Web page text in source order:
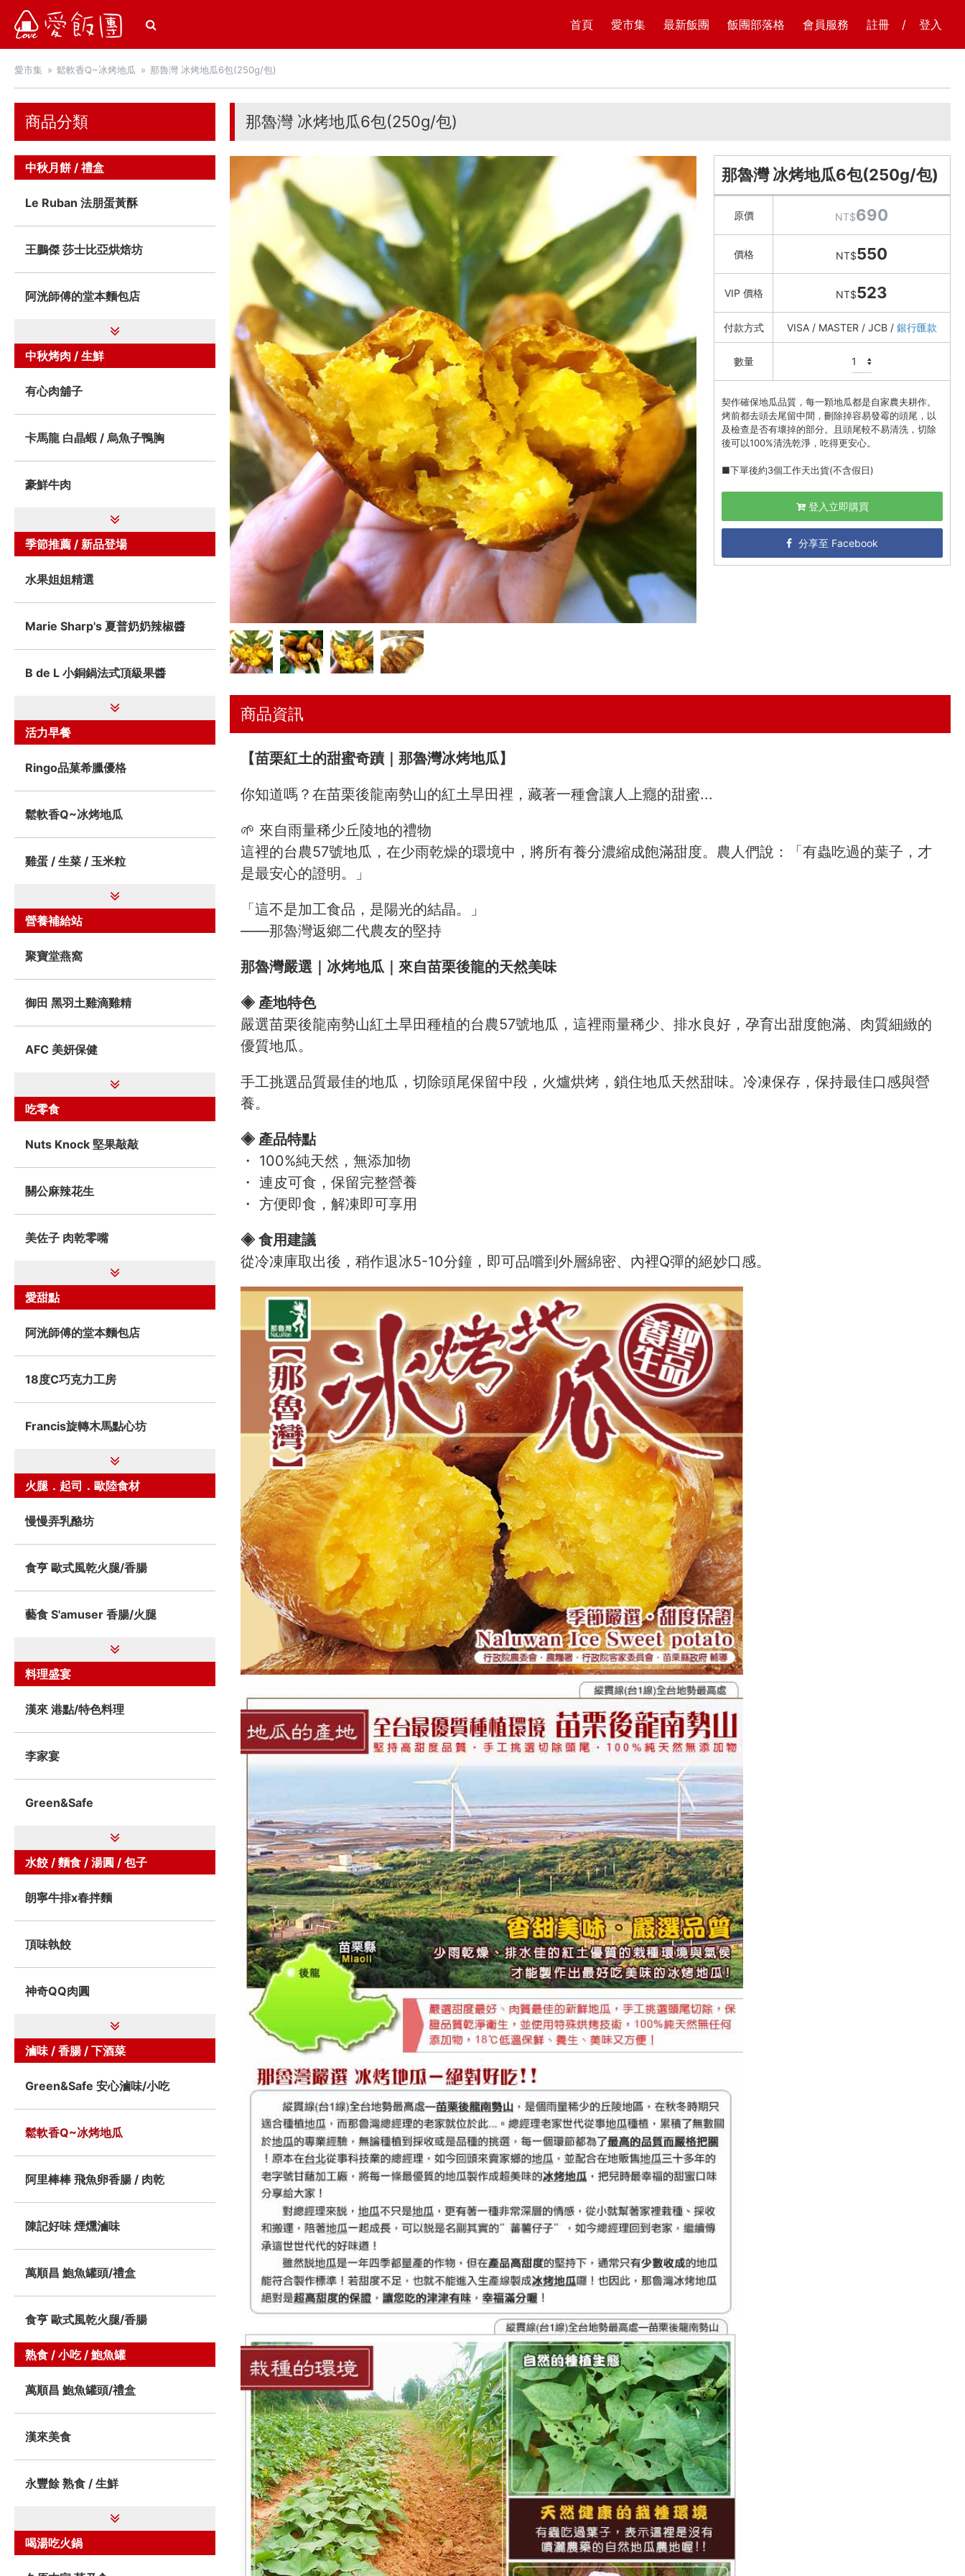
愛飯團 首頁 愛市集 最新飯團 飯團部落格 會員服務 註冊 / 登入
愛市集 鬆軟香Q~冰烤地瓜 那魯灣 冰烤地瓜6包(250g/包)
那魯灣 冰烤地瓜6包(250g/包)
那魯灣 冰烤地瓜6包(250g/包)
原價 NT$690
價格 NT$550
VIP 價格 NT$523
付款方式 VISA / MASTER / JCB / 銀行匯款
數量
契作確保地瓜品質，每一顆地瓜都是自家農夫耕作。
烤前都去頭去尾留中間，刪除掉容易發霉的頭尾，以
及檢查是否有壞掉的部分。且頭尾較不易清洗，切除
後可以100%清洗乾淨，吃得更安心。
■下單後約3個工作天出貨(不含假日)
登入立即購買
分享至 Facebook
商品資訊
【苗栗紅土的甜蜜奇蹟｜那魯灣冰烤地瓜】
你知道嗎？在苗栗後龍南勢山的紅土旱田裡，藏著一種會讓人上癮的甜蜜...
🌱 來自雨量稀少丘陵地的禮物
這裡的台農57號地瓜，在少雨乾燥的環境中，將所有養分濃縮成飽滿甜度。農人們說：「有蟲吃過的葉子，才
是最安心的證明。」
「這不是加工食品，是陽光的結晶。」
——那魯灣返鄉二代農友的堅持
那魯灣嚴選｜冰烤地瓜｜來自苗栗後龍的天然美味
◈ 產地特色
嚴選苗栗後龍南勢山紅土旱田種植的台農57號地瓜，這裡雨量稀少、排水良好，孕育出甜度飽滿、肉質細緻的
優質地瓜。
手工挑選品質最佳的地瓜，切除頭尾保留中段，火爐烘烤，鎖住地瓜天然甜味。冷凍保存，保持最佳口感與營
養。
◈ 產品特點
・ 100%純天然，無添加物
・ 連皮可食，保留完整營養
・ 方便即食，解凍即可享用
◈ 食用建議
從冷凍庫取出後，稍作退冰5-10分鐘，即可品嚐到外層綿密、內裡Q彈的絕妙口感。
商品分類
中秋月餅 / 禮盒
Le Ruban 法朋蛋黃酥
王鵬傑 莎士比亞烘焙坊
阿洸師傅的堂本麵包店
中秋烤肉 / 生鮮
有心肉舖子
卡馬龍 白晶蝦 / 烏魚子鴨胸
豪鮮牛肉
季節推薦 / 新品登場
水果姐姐精選
Marie Sharp's 夏普奶奶辣椒醬
B de L 小銅鍋法式頂級果醬
活力早餐
Ringo品菓希臘優格
鬆軟香Q~冰烤地瓜
雞蛋 / 生菜 / 玉米粒
營養補給站
聚寶堂燕窩
御田 黑羽土雞滴雞精
AFC 美妍保健
吃零食
Nuts Knock 堅果敲敲
關公麻辣花生
美佐子 肉乾零嘴
愛甜點
阿洸師傅的堂本麵包店
18度C巧克力工房
Francis旋轉木馬點心坊
火腿．起司．歐陸食材
慢慢弄乳酪坊
食亨 歐式風乾火腿/香腸
藝食 S'amuser 香腸/火腿
料理盛宴
漢來 港點/特色料理
李家宴
Green&Safe
水餃 / 麵食 / 湯圓 / 包子
朗寧牛排x春拌麵
頂味執餃
神奇QQ肉圓
滷味 / 香腸 / 下酒菜
Green&Safe 安心滷味/小吃
鬆軟香Q~冰烤地瓜
阿里棒棒 飛魚卵香腸 / 肉乾
陳記好味 煙燻滷味
萬順昌 鮑魚罐頭/禮盒
食亨 歐式風乾火腿/香腸
熟食 / 小吃 / 鮑魚罐
萬順昌 鮑魚罐頭/禮盒
漢來美食
永豐餘 熟食 / 生鮮
喝湯吃火鍋